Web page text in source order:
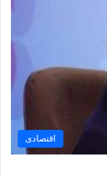
اقتصادی